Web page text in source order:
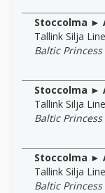
Stoccolma ►
Tallink Silja Line
Baltic Princess
Stoccolma ►
Tallink Silja Line
Baltic Princess
Stoccolma ►
Tallink Silja Line
Baltic Princess